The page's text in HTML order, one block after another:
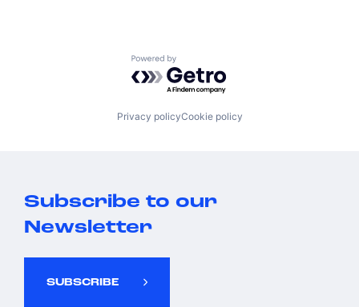
Powered by Getro.com
Privacy policyCookie policy
Subscribe to our
Newsletter
SUBSCRIBE